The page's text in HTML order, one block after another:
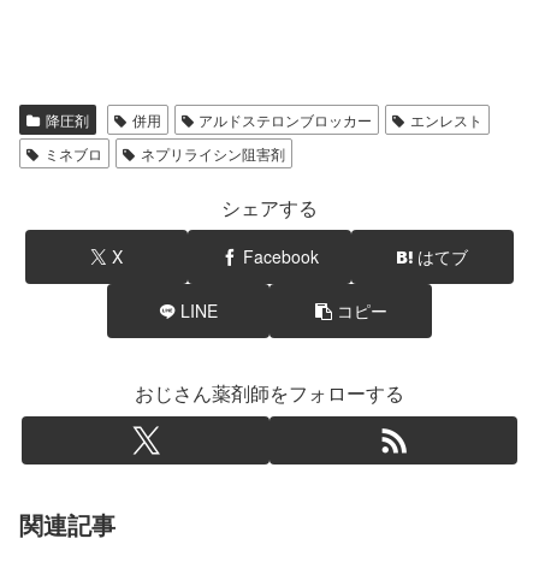
降圧剤 併用 アルドステロンブロッカー
エンレスト
ミネブロ
ネプリライシン阻害剤
シェアする
X Facebook はてブ
LINE コピー
おじさん薬剤師をフォローする
関連記事